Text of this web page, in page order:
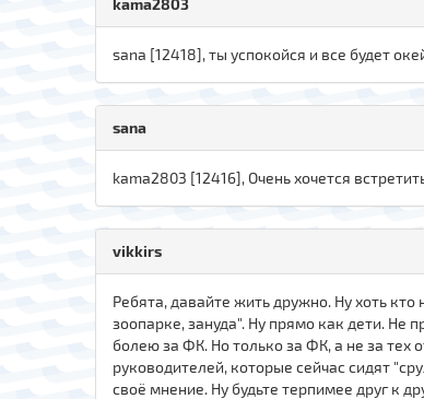
sana [12418], ты успокойся и все будет
sana
kama2803 [12416], Очень хочется
vikkirs
Ребята, давайте жить дружно. Ну хоть
зоопарке, зануда". Ну прямо как дети. Не
болею за ФК. Но только за ФК, а не за тех
руководителей, которые сейчас сидят
своё мнение. Ну будьте терпимее друг к